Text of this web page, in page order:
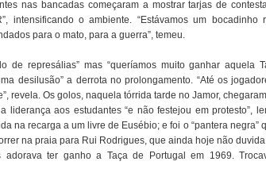
nas bancadas começaram a mostrar tarjas de
intensificando o ambiente. “Estávamos um bocadinho
para o mato, para a guerra”, temeu.
de represálias” mas “queríamos muito ganhar aquela
desilusão” a derrota no prolongamento. “Até os
revela. Os golos, naquela tórrida tarde no Jamor,
aos estudantes “e não festejou em protesto”,
na recarga a um livre de Eusébio; e foi o “pantera negra”
na praia para Rui Rodrigues, que ainda hoje não
adorava ter ganho a Taça de Portugal em 1969.